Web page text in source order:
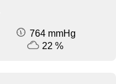
764 mmHg
22 %